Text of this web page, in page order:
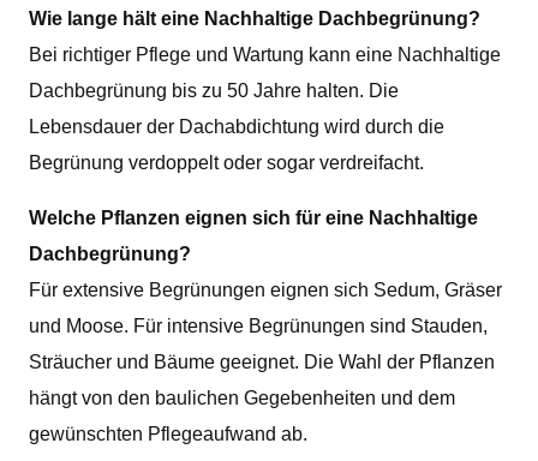
Wie lange hält eine Nachhaltige Dachbegrünung?
Bei richtiger Pflege und Wartung kann eine Nachhaltige
Dachbegrünung bis zu 50 Jahre halten. Die
Lebensdauer der Dachabdichtung wird durch die
Begrünung verdoppelt oder sogar verdreifacht.
Welche Pflanzen eignen sich für eine Nachhaltige
Dachbegrünung?
Für extensive Begrünungen eignen sich Sedum, Gräser
und Moose. Für intensive Begrünungen sind Stauden,
Sträucher und Bäume geeignet. Die Wahl der Pflanzen
hängt von den baulichen Gegebenheiten und dem
gewünschten Pflegeaufwand ab.